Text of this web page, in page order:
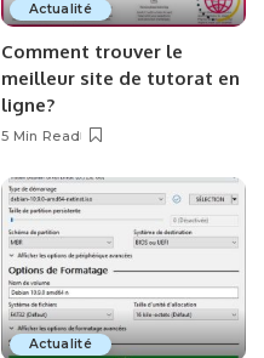
Actualité
Comment trouver le
meilleur site de tutorat en
ligne?
5 Min Read
Actualité